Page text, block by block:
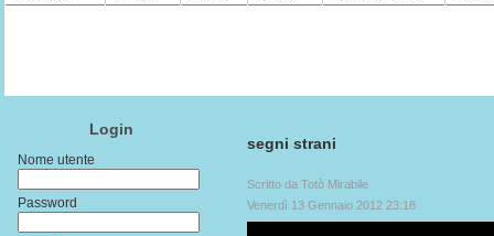
Login
Nome utente
Password
segni strani
Scritto da Totò Mirabile
Venerdì 13 Gennaio 2012 23:18